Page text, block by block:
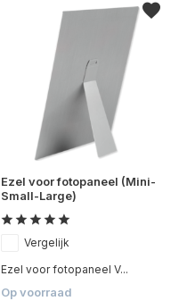
Ezel voor fotopaneel (Mini-
Small-Large)
Vergelijk
Ezel voor fotopaneel V...
Op voorraad